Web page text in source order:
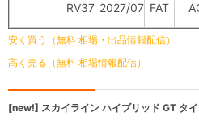
RV37 2027/07 FAT
安く買う（無料 相場・出品情報配信）
高く売る（無料 相場情報配信）
[new!] スカイライン ハイブリッド GT タ